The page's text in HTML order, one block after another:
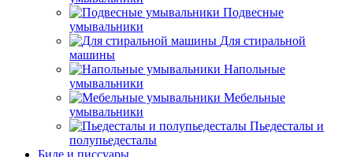
Подвесные
умывальники
Для стиральной
машины
Напольные
умывальники
Мебельные
умывальники
Пьедесталы и
полупьедесталы
Биде и писсуары